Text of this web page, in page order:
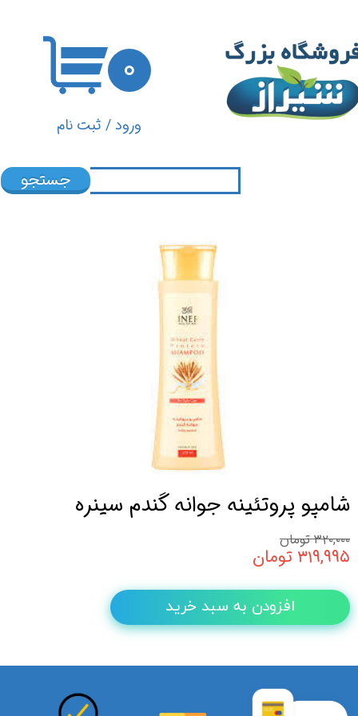
ورود/ ثبت نام
تغییر گذر واژه
سفارشات
۰
جستجو
شامپو پروتئینه جوانه گندم سینره
۳۲۰,۰۰۰ تومان
۳۱۹,۹۹۵ تومان
افزودن به سبد خرید